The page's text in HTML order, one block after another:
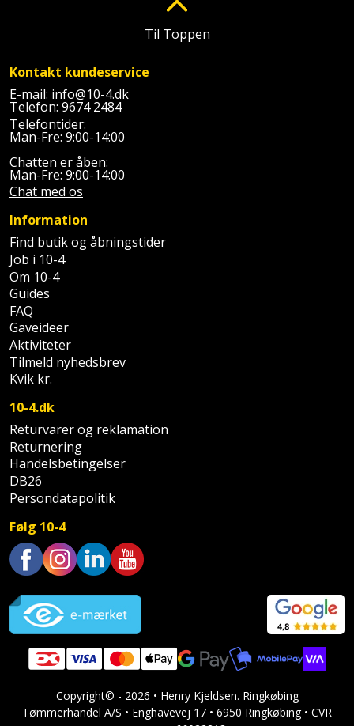
Garageport
Gelænder
Gips
Grundmursplader
Hardieplank
brædder
Hemsestige
Isolering
Komposit
terrassebrædder
Lecablokke
og
fundablokke
Lofter
Lofttrapper
Murbinder
Murpap
og
murfolie
Mursten
og
skumpistol
Gevindskærer
Gipsværktøj
Glasløfter
Glasskærer
Hæftepistol
og
-
hammer
Hammer
Høvl
Kiler
Kloakrenser
Kniv
og
hobbykniv
Koben
Kridtsnor
Landmålerstok
Bindemaskine
Bits
Bor
Bordrundsav
Bore-
og
skruemaskine
Borehammer
Boremaskinetilbehør
Diamantskæremaskine
Diamantslibertilbehør
Dykkerpistol
Dyksav
Excenterslibertilbehør
Fedtsprøjte
Flamingoskærer
Motorsav
og
kædesav
Motorsav
og
tilbehør
Pælebor
Plæneklipper
Plæneklipper
tilbehør
Robotplæneklipper
tilbehør
Vandpumpe
Vertikalskærer
/
mosfjerner
Vinduesvasker
Brændeovn
Brandslukker
Brugskunst
Camping
Damprengøring
Dørmåtte
Dørrist
Drivhus
Drivhustilbehør
Elartikler
Flagstænger
til
hus
have
Fuglefoderhus
Garderobe
opbevaring
Gavekort
Grill
til
væg
Tape
fittings
Stålvask
Ventilation
og
indeklima
Guides
Gaveideer
Aktiviteter
Til Toppen
Kontakt kundeservice
E-mail: info@10-4.dk
Telefon: 9674 2484
Telefontider:
Man-Fre: 9:00-14:00
Chatten er åben:
Man-Fre: 9:00-14:00
Chat med os
Information
Find butik og åbningstider
Job i 10-4
Om 10-4
Guides
FAQ
Gaveideer
Aktiviteter
Tilmeld nyhedsbrev
Kvik kr.
10-4.dk
Returvarer og reklamation
Returnering
Handelsbetingelser
DB26
Persondatapolitik
Følg 10-4
Copyright© - 2026 • Henry Kjeldsen. Ringkøbing
Tømmerhandel A/S • Enghavevej 17 • 6950 Ringkøbing • CVR